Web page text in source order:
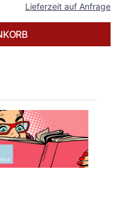
Lieferzeit auf Anfrage